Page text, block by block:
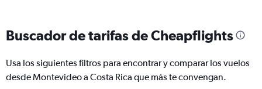
Buscador de tarifas de Cheapflights
Usa los siguientes filtros para encontrar y comparar los vuelos
desde Montevideo a Costa Rica que más te convengan.